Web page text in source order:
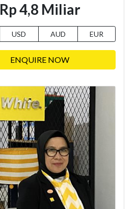
Rp 4,8 Miliar
USD AUD EUR
ENQUIRE NOW